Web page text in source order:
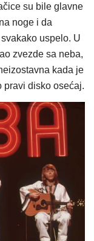
su bile glavne
noge i da
uspelo. U
zvezde sa neba,
kada je
pravi disko osećaj.